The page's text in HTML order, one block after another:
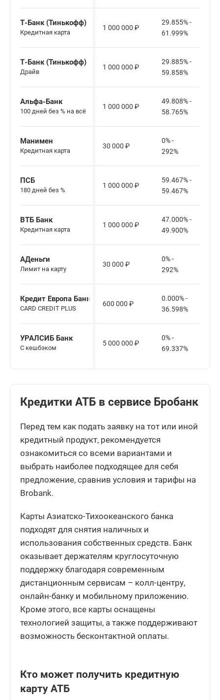
Т-Банк (Тинькофф)
Кредитная карта
1 000 000 ₽
29.855% -
61.999%
Т-Банк (Тинькофф)
Драйв
1 000 000 ₽
29.885% -
59.858%
Альфа-Банк
100 дней без % на всё
1 000 000 ₽
49.808% -
58.765%
Манимен
Кредитная карта
30 000 ₽
0% -
292%
ПСБ
180 дней без %
1 000 000 ₽
59.467% -
59.467%
ВТБ Банк
Кредитная карта
1 000 000 ₽
47.000% -
49.900%
АДеньги
Лимит на карту
30 000 ₽
0% -
292%
Кредит Европа Банк
CARD CREDIT PLUS
600 000 ₽
0.000% -
36.598%
УРАЛСИБ Банк
С кешбэком
5 000 000 ₽
0% -
69.337%
Кредитки АТБ в сервисе Бробанк
Перед тем как подать заявку на тот или иной
кредитный продукт, рекомендуется
ознакомиться со всеми вариантами и
выбрать наиболее подходящее для себя
предложение, сравнив условия и тарифы на
Brobank.
Карты Азиатско-Тихоокеанского банка
подходят для снятия наличных и
использования собственных средств. Банк
оказывает держателям круглосуточную
поддержку благодаря современным
дистанционным сервисам – колл-центру,
онлайн-банку и мобильному приложению.
Кроме этого, все карты оснащены
технологией защиты, а также поддерживают
возможность бесконтактной оплаты.
Кто может получить кредитную
карту АТБ